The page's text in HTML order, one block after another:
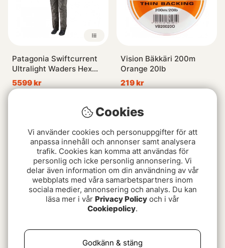
Patagonia Swiftcurrent
Ultralight Waders Hex
Grey
5599 kr
Vision Bäkkäri 200m
Orange 20lb
219 kr
Korum Full Metal Latex
449 kr
Guideline GL Tippet
Cookies
Vi använder cookies och personuppgifter för att
anpassa innehåll och annonser samt analysera
trafik. Cookies kan komma att användas för
personlig och icke personlig annonsering. Vi
delar även information om din användning av vår
webbplats med våra samarbetspartners inom
sociala medier, annonsering och analys. Du kan
läsa mer i vår Privacy Policy och i vår
Cookiepolicy.
Godkänn & stäng